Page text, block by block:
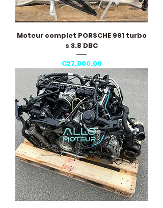
Moteur complet PORSCHE 991 turbo
s 3.8 DBC
Price
€27,000.00